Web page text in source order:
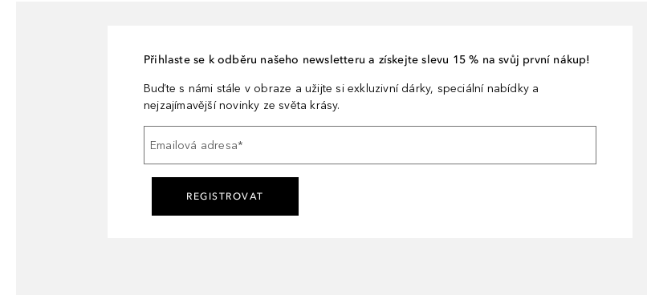
Přihlaste se k odběru našeho newsletteru a získejte slevu 15 % na svůj první nákup!
Buďte s námi stále v obraze a užijte si exkluzivní dárky, speciální nabídky a
nejzajímavější novinky ze světa krásy.
Emailová adresa*
REGISTROVAT